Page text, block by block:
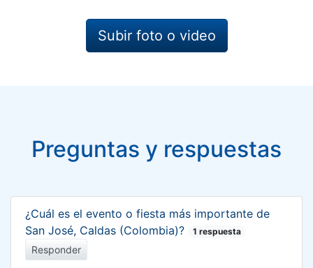
Subir foto o video
Preguntas y respuestas
¿Cuál es el evento o fiesta más importante de
San José, Caldas (Colombia)?
1 respuesta
Responder